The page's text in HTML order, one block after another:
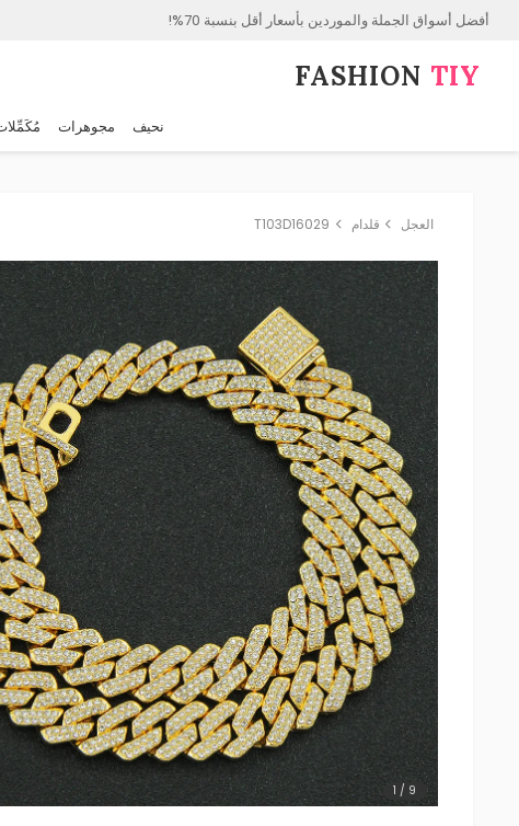
أفضل أسواق الجملة والموردين بأسعار أقل بنسبة 70%!
FASHION⁠ TIY
نحيف مجوهرات
العجل قلدام T103D16029
1 / 9